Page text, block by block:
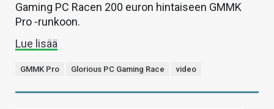
Gaming PC Racen 200 euron hintaiseen GMMK
Pro -runkoon.
Lue lisää
GMMK Pro Glorious PC Gaming Race video